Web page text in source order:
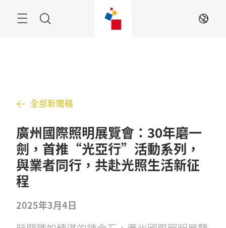
ZH
全部新聞稿
廣州國際照明展覽會：30年磨一
劍，首推“光亞行”活動系列，
與業者同行，共赴光照生活新征
程
2025年3月4日